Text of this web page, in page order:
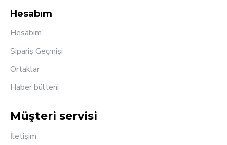
Hesabım
Hesabım
Sipariş Geçmişi
Ortaklar
Haber bülteni
Müşteri servisi
İletişim